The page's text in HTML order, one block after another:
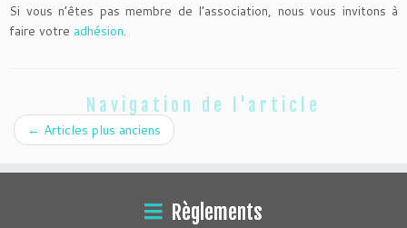
Si vous n’êtes pas membre de l’association, nous vous invitons à
faire votre adhésion.
Navigation de l'article
← Articles plus anciens
Règlements